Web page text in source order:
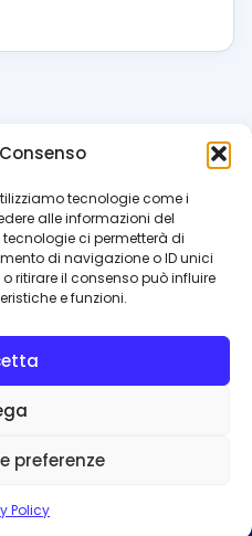
tecnologie come i
alle informazioni del
ci permetterà di
di navigazione o ID unici
ritirare il consenso può influire
e funzioni.
preferenze
Policy
News, interviste,
registrata
10/2012). Direttore Luca